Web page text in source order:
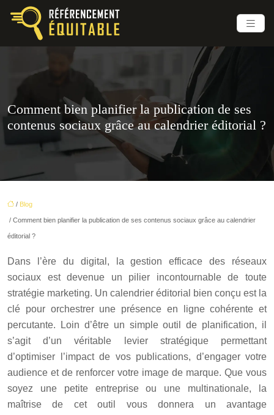
Comment bien planifier la publication de ses
contenus sociaux grâce au calendrier éditorial ?
/ Blog
/ Comment bien planifier la publication de ses contenus sociaux grâce au calendrier
éditorial ?
Dans l’ère du digital, la gestion efficace des réseaux
sociaux est devenue un pilier incontournable de toute
stratégie marketing. Un calendrier éditorial bien conçu est la
clé pour orchestrer une présence en ligne cohérente et
percutante. Loin d’être un simple outil de planification, il
s’agit d’un véritable levier stratégique permettant
d’optimiser l’impact de vos publications, d’engager votre
audience et de renforcer votre image de marque. Que vous
soyez une petite entreprise ou une multinationale, la
maîtrise de cet outil vous donnera un avantage